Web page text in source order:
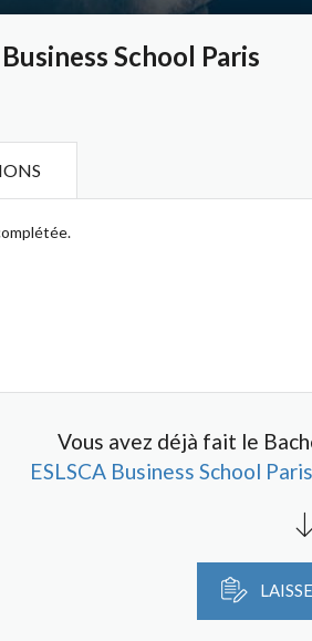
Business School Paris
Vous avez déjà fait le
ESLSCA Business School Paris